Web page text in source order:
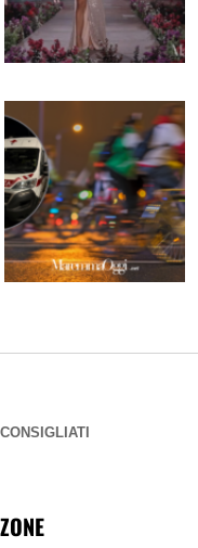
CONSIGLIATI
ZONE